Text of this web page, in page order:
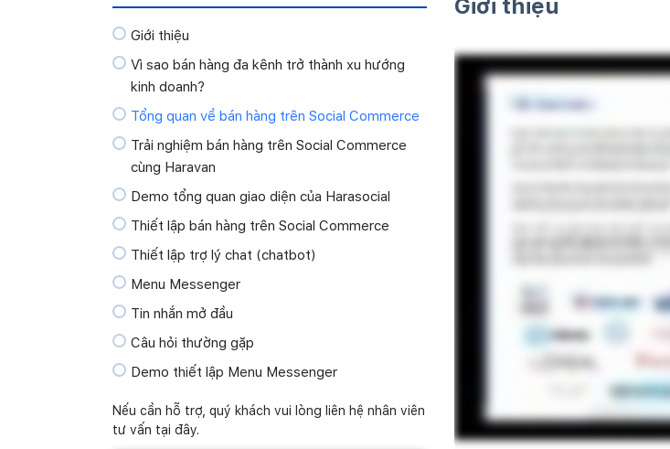
Giới thiệu
Vì sao bán hàng đa kênh trở thành xu hướng
kinh doanh?
Tổng quan về bán hàng trên Social Commerce
Trải nghiệm bán hàng trên Social Commerce
cùng Haravan
Demo tổng quan giao diện của Harasocial
Thiết lập bán hàng trên Social Commerce
Thiết lập trợ lý chat (chatbot)
Menu Messenger
Tin nhắn mở đầu
Câu hỏi thường gặp
Demo thiết lập Menu Messenger
Demo thiết lập Tin nhắn mở đầu
Demo thiết lập Câu hỏi thường gặp
Nếu cần hỗ trợ, quý khách vui lòng liên hệ nhân viên
tư vấn tại đây.
Giới thiệu